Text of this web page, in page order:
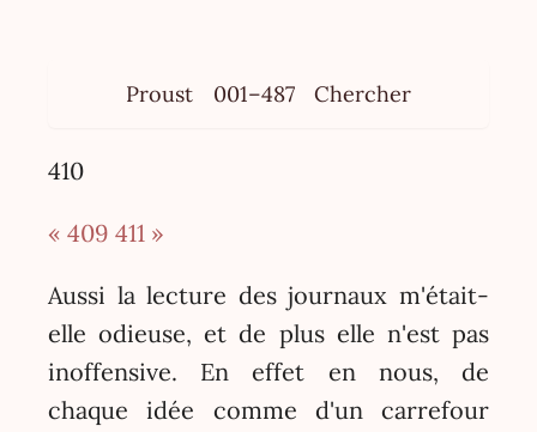
Proust 001–487 Chercher
410
« 409 411 »
Aussi la lecture des journaux m'était-
elle odieuse, et de plus elle n'est pas
inoffensive. En effet en nous, de
chaque idée comme d'un carrefour